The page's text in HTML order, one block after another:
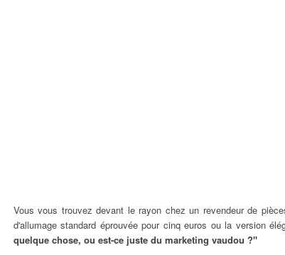
Vous vous trouvez devant le rayon chez un revendeur de
d'allumage standard éprouvée pour cinq euros ou la version
quelque chose, ou est-ce juste du marketing vaudou ?"